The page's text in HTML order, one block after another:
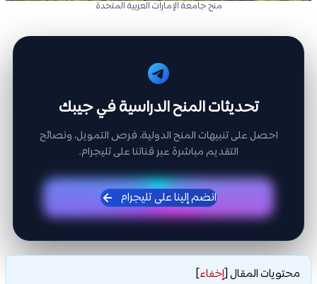
منح جامعة الإمارات العربية المتحدة
تحديثات المنح الدراسية في جيبك
احصل على تنبيهات المنح الدولية، فرص التمويل، ونصائح
التقديم مباشرة عبر قناتنا على تليجرام.
انضم إلينا على تليجرام
محتويات المقال[إخفاء]